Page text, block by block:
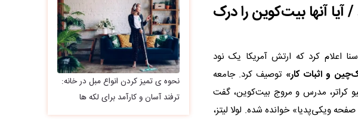
آنها بیت‌کوین را درک
اعلام کرد که ارتش آمریکا یک نود
و اثبات کار» توصیف کرد. جامعه
کراتر، مدرس و مروج بیت‌کوین، گفت
ویکی‌پدیا» خوانده شده. لولا لیتز،
نحوه ی تمیز کردن انواع مبل در خانه:
ترفند آسان و کارآمد برای لکه ها